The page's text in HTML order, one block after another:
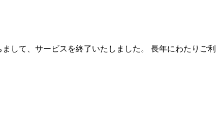
して、サービスを終了いたしました。 長年にわたりご利